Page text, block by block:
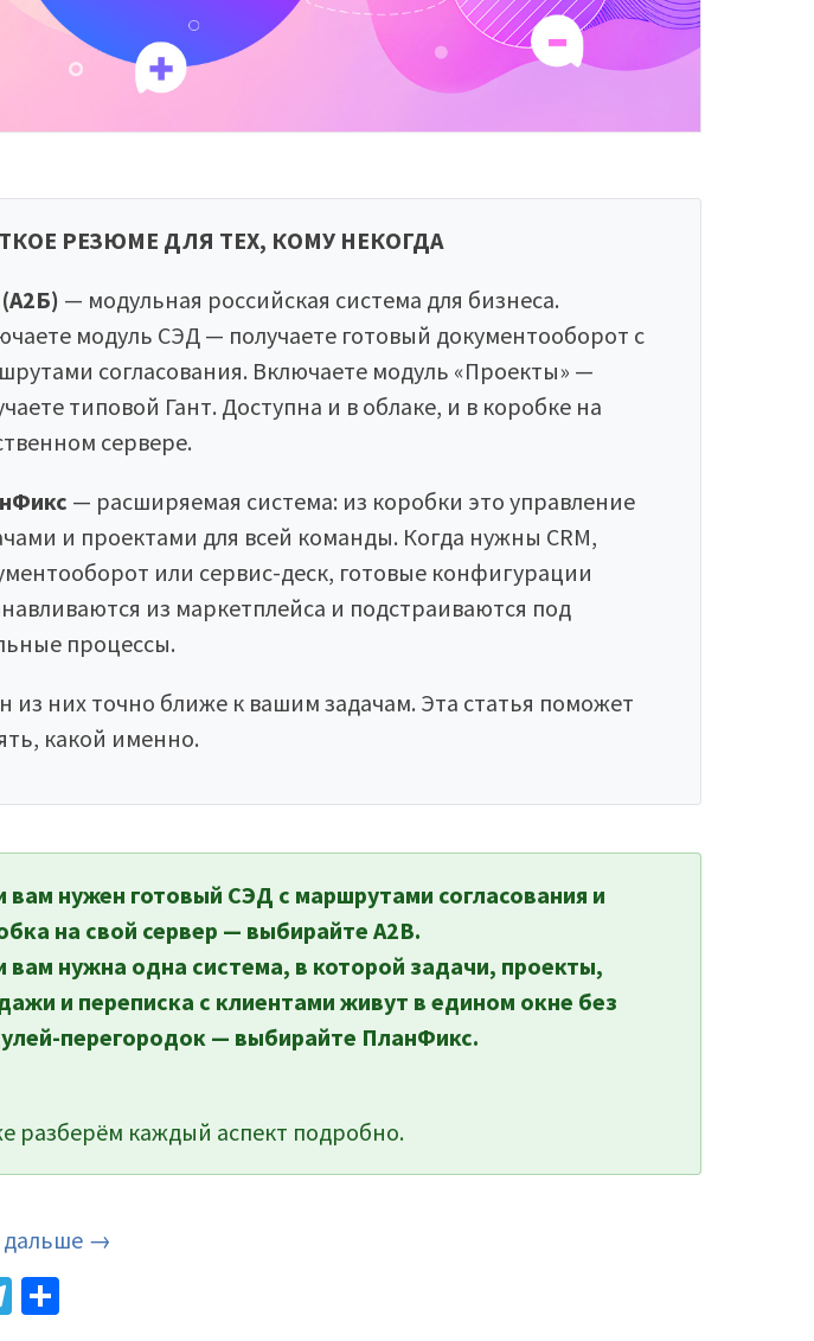
РЕЗЮМЕ ДЛЯ ТЕХ, КОМУ НЕКОГДА
— модульная российская система для бизнеса.
модуль СЭД — получаете готовый документооборот с
согласования. Включаете модуль «Проекты» —
типовой Гант. Доступна и в облаке, и в коробке на
сервере.
— расширяемая система: из коробки это управление
и проектами для всей команды. Когда нужны CRM,
или сервис-деск, готовые конфигурации
из маркетплейса и подстраиваются под
процессы.
из них точно ближе к вашим задачам. Эта статья поможет
какой именно.
вам нужен готовый СЭД с маршрутами согласования и
на свой сервер — выбирайте A2B.
вам нужна одна система, в которой задачи, проекты,
и переписка с клиентами живут в едином окне без
перегородок — выбирайте ПланФикс.
разберём каждый аспект подробно.
дальше →
Telegram